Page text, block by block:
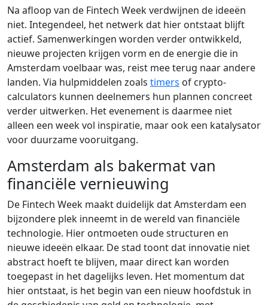
Na afloop van de Fintech Week verdwijnen de ideeën
niet. Integendeel, het netwerk dat hier ontstaat blijft
actief. Samenwerkingen worden verder ontwikkeld,
nieuwe projecten krijgen vorm en de energie die in
Amsterdam voelbaar was, reist mee terug naar andere
landen. Via hulpmiddelen zoals timers of crypto-
calculators kunnen deelnemers hun plannen concreet
verder uitwerken. Het evenement is daarmee niet
alleen een week vol inspiratie, maar ook een katalysator
voor duurzame vooruitgang.
Amsterdam als bakermat van
financiële vernieuwing
De Fintech Week maakt duidelijk dat Amsterdam een
bijzondere plek inneemt in de wereld van financiële
technologie. Hier ontmoeten oude structuren en
nieuwe ideeën elkaar. De stad toont dat innovatie niet
abstract hoeft te blijven, maar direct kan worden
toegepast in het dagelijks leven. Het momentum dat
hier ontstaat, is het begin van een nieuw hoofdstuk in